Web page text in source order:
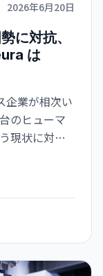
2026年6月20日
に対抗、
は
企業が相次い
のヒューマ
現状に対
。